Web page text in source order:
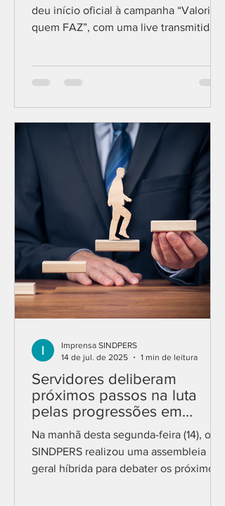
deu início oficial à campanha “Valorizar
quem FAZ”, com uma live transmitida
Servidores deliberam
próximos passos na luta
pelas progressões em
assembleia do SINDPERS
Na manhã desta segunda-feira (14), o
SINDPERS realizou uma assembleia
geral híbrida para debater os próximos
Imprensa SINDPERS
14 de jul. de 2025
1 min de leitura